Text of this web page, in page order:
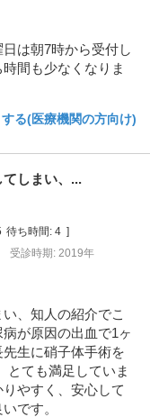
は朝7時から受付し
間も少なくなりま
る(医療機関の方向け)
しまい、...
待ち時間: 4 ]
受診時期: 2019年
、知人の紹介でこ
が原因の出血で1ヶ
生に硝子体手術を
とても満足していま
やすく、安心して
です。